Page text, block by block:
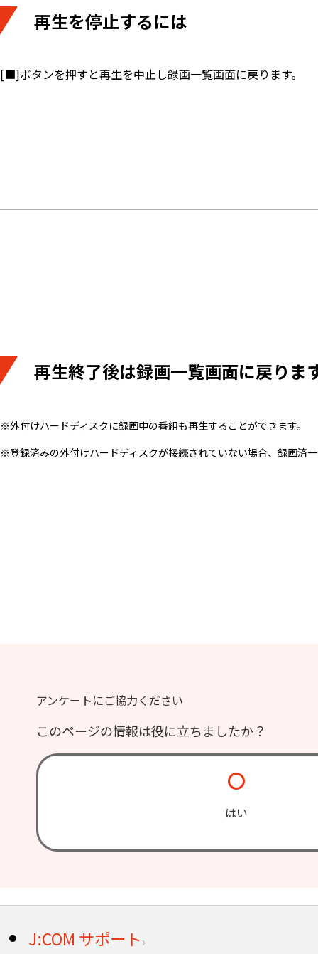
再生を停止するには
[■]ボタンを押すと再生を中止し録画一覧画面に戻ります。
再生終了後は録画一覧画面に戻りま
※外付けハードディスクに録画中の番組も再生することができます。
※登録済みの外付けハードディスクが接続されていない場合、録画済
アンケートにご協力ください
このページの情報は役に立ちましたか？
はい
J:COM サポート